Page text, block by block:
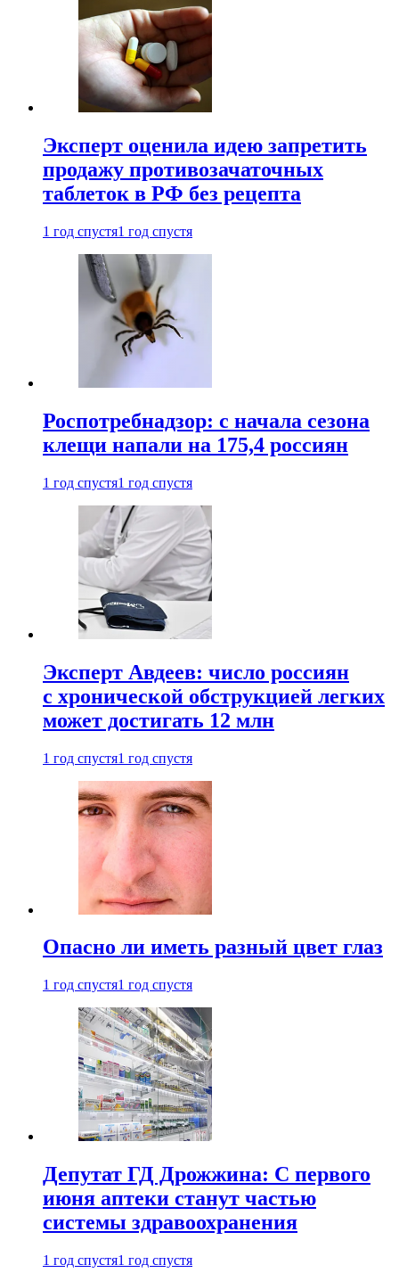
Эксперт оценила идею запретить
продажу противозачаточных
таблеток в РФ без рецепта
1 год спустя1 год спустя
Роспотребнадзор: с начала сезона
клещи напали на 175,4 россиян
1 год спустя1 год спустя
Эксперт Авдеев: число россиян
с хронической обструкцией легких
может достигать 12 млн
1 год спустя1 год спустя
Опасно ли иметь разный цвет глаз
1 год спустя1 год спустя
Депутат ГД Дрожжина: С первого
июня аптеки станут частью
системы здравоохранения
1 год спустя1 год спустя